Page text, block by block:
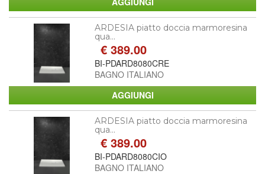
ARDESIA piatto doccia marmoresina
qua...
€ 389.00
BI-PDARD8080CRE
BAGNO ITALIANO
ARDESIA piatto doccia marmoresina
qua...
€ 389.00
BI-PDARD8080CIO
BAGNO ITALIANO